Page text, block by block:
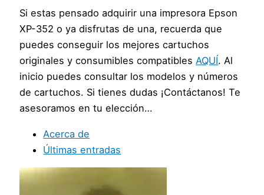
Si estas pensado adquirir una impresora Epson
XP-352 o ya disfrutas de una, recuerda que
puedes conseguir los mejores cartuchos
originales y consumibles compatiblesAQUÍ. Al
inicio puedes consultar los modelos y números
de cartuchos. Si tienes dudas ¡Contáctanos! Te
asesoramos en tu elección…
Acerca de
Últimas entradas